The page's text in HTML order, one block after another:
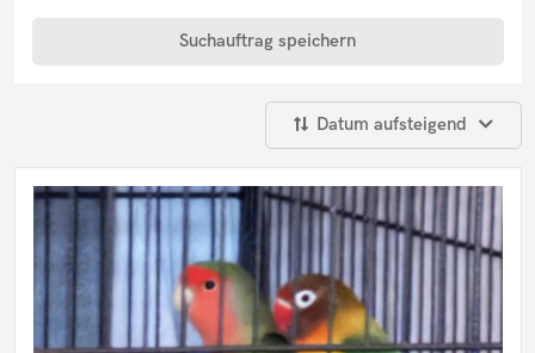
Suchauftrag speichern
Datum aufsteigend